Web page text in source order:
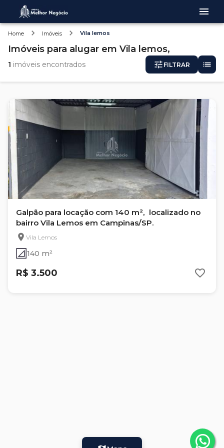
Home Imóveis Vila lemos
Imóveis para alugar em Vila lemos,
1 imóveis encontrados FILTRAR
Galpão para locação com 140 m², localizado no
bairro Vila Lemos em Campinas/SP.
Vila Lemos
140 m²
R$ 3.500